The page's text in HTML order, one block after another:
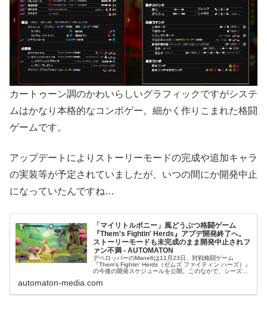
カートゥーン調のかわいらしいグラフィックですがシステ
ムはかなり本格的なコンボゲー。細かく作りこまれた格闘
ゲームです。
アップデートによりストーリーモードの完成や追加キャラ
の実装等が予定されていましたが、いつの間にか開発中止
になっていたんですね…
「マイリトルポニー」風どうぶつ格闘ゲーム
『Them's Fightin' Herds』アプデ開発終了へ。
ストーリーモードも未完成のまま開発中止されフ
ァン不満 - AUTOMATON
デベロッパーのMane6は11月23日、対戦格闘ゲーム
『Them's Fightin' Herds（ゼムズ ファイティン ハーズ）』
の今後の開発スケジュールを公開。このなかで、シーズン
automaton-media.com